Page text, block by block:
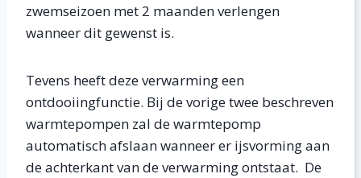
zwemseizoen met 2 maanden verlengen
wanneer dit gewenst is.
Tevens heeft deze verwarming een
ontdooiingfunctie. Bij de vorige twee beschreven
warmtepompen zal de warmtepomp
automatisch afslaan wanneer er ijsvorming aan
de achterkant van de verwarming ontstaat. De